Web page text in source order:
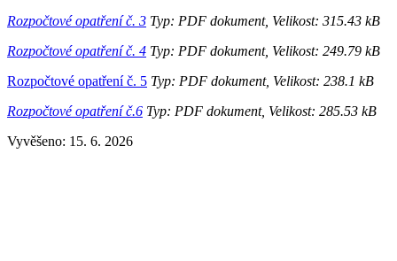
Rozpočtové opatření č. 3 Typ: PDF dokument, Velikost: 315.43 kB
Rozpočtové opatření č. 4 Typ: PDF dokument, Velikost: 249.79 kB
Rozpočtové opatření č. 5 Typ: PDF dokument, Velikost: 238.1 kB
Rozpočtové opatření č.6 Typ: PDF dokument, Velikost: 285.53 kB
Vyvěšeno: 15. 6. 2026